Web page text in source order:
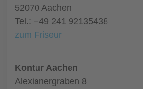
52070 Aachen
Tel.: +49 241 92135438
zum Friseur
Kontur Aachen
Alexianergraben 8